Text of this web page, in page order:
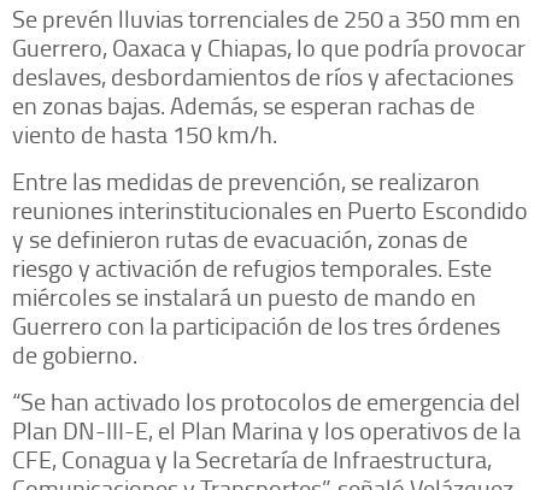
Se prevén lluvias torrenciales de 250 a 350 mm en
Guerrero, Oaxaca y Chiapas, lo que podría provocar
deslaves, desbordamientos de ríos y afectaciones
en zonas bajas. Además, se esperan rachas de
viento de hasta 150 km/h.
Entre las medidas de prevención, se realizaron
reuniones interinstitucionales en Puerto Escondido
y se definieron rutas de evacuación, zonas de
riesgo y activación de refugios temporales. Este
miércoles se instalará un puesto de mando en
Guerrero con la participación de los tres órdenes
de gobierno.
“Se han activado los protocolos de emergencia del
Plan DN-III-E, el Plan Marina y los operativos de la
CFE, Conagua y la Secretaría de Infraestructura,